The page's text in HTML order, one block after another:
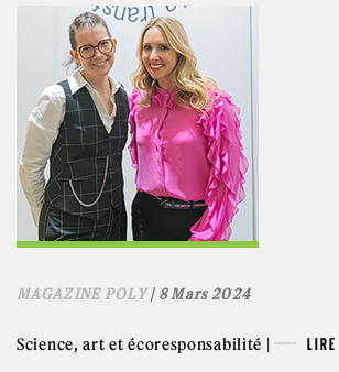
MAGAZINE POLY| 8 Mars 2024
Science, art et écoresponsabilité | LIRE